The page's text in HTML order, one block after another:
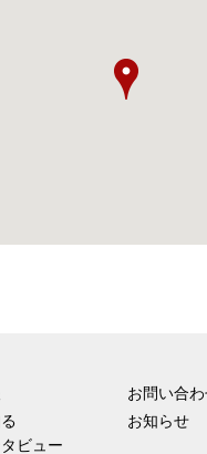
ビュー
お問い合
お知らせ